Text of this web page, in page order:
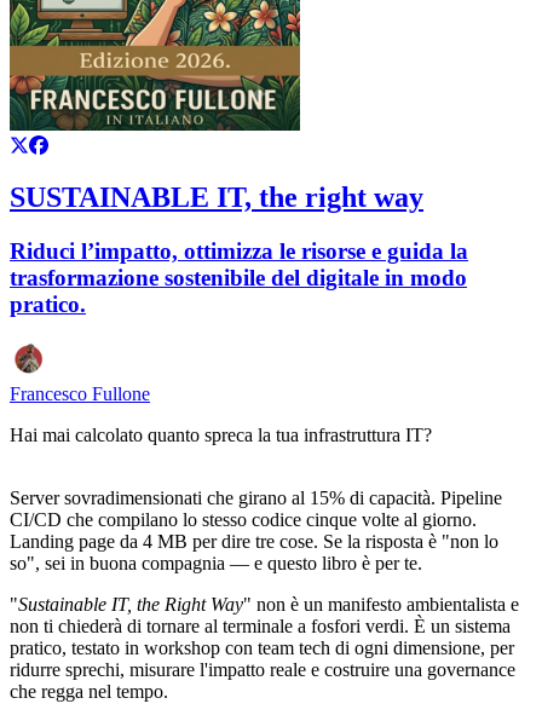
SUSTAINABLE IT, the right way
Riduci l’impatto, ottimizza le risorse e guida la
trasformazione sostenibile del digitale in modo
pratico.
Francesco Fullone
Hai mai calcolato quanto spreca la tua infrastruttura IT?
Server sovradimensionati che girano al 15% di capacità. Pipeline
CI/CD che compilano lo stesso codice cinque volte al giorno.
Landing page da 4 MB per dire tre cose. Se la risposta è "non lo
so", sei in buona compagnia — e questo libro è per te.
"Sustainable IT, the Right Way" non è un manifesto ambientalista e
non ti chiederà di tornare al terminale a fosfori verdi. È un sistema
pratico, testato in workshop con team tech di ogni dimensione, per
ridurre sprechi, misurare l'impatto reale e costruire una governance
che regga nel tempo.